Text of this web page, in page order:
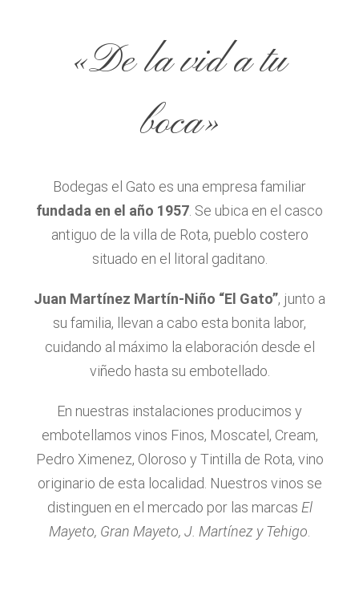
«De la vid a tu
boca»
Bodegas el Gato es una empresa familiar
fundada en el año 1957. Se ubica en el casco
antiguo de la villa de Rota, pueblo costero
situado en el litoral gaditano.
Juan Martínez Martín-Niño “El Gato”, junto a
su familia, llevan a cabo esta bonita labor,
cuidando al máximo la elaboración desde el
viñedo hasta su embotellado.
En nuestras instalaciones producimos y
embotellamos vinos Finos, Moscatel, Cream,
Pedro Ximenez, Oloroso y Tintilla de Rota, vino
originario de esta localidad. Nuestros vinos se
distinguen en el mercado por las marcas El
Mayeto, Gran Mayeto, J. Martínez y Tehigo.